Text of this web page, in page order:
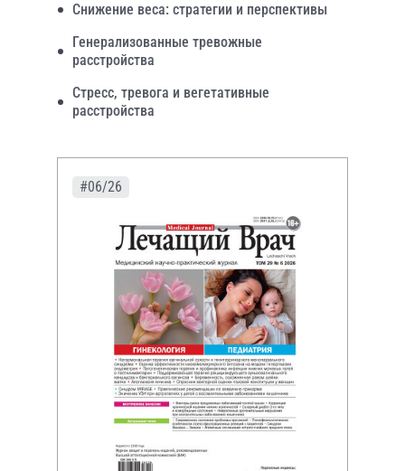
Снижение веса: стратегии и перспективы
Генерализованные тревожные
расстройства
Стресс, тревога и вегетативные
расстройства
#06/26